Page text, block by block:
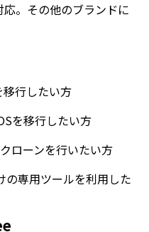
。その他のブランドに
行したい方
を移行したい方
ローンを行いたい方
の専用ツールを利用した